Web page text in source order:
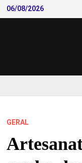
Skip
to
06/08/2026
GERAL